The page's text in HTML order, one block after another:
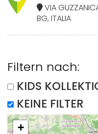
VIA
BG, ITALIA
Filtern nach:
KIDS
KEINE FILTER
+